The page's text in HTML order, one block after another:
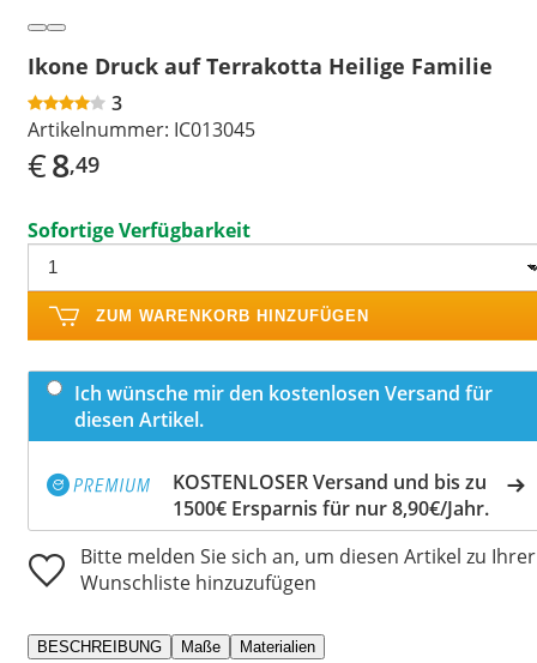
Ikone Druck auf Terrakotta Heilige Familie
3
Artikelnummer: IC013045
€8,49
Sofortige Verfügbarkeit
ZUM WARENKORB HINZUFÜGEN
Ich wünsche mir den kostenlosen Versand für
diesen Artikel.
KOSTENLOSER Versand und bis zu
1500€ Ersparnis für nur 8,90€/Jahr.
Bitte melden Sie sich an, um diesen Artikel zu Ihrer
Wunschliste hinzuzufügen
BESCHREIBUNG Maße Materialien